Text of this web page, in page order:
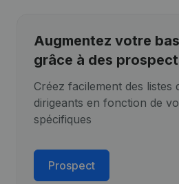
Augmentez votre
grâce à des
Créez facilement des listes
dirigeants en fonction de
spécifiques
Prospect